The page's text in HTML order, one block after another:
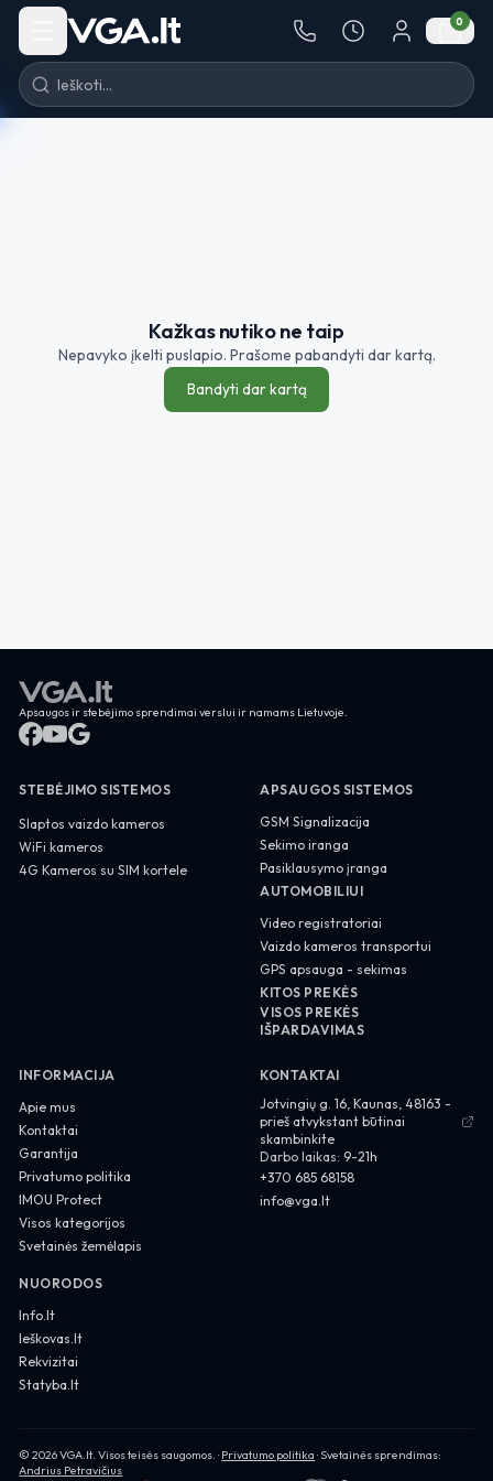
Pereiti į turinį
0
Kažkas nutiko ne taip
Nepavyko įkelti puslapio. Prašome pabandyti dar kartą.
Bandyti dar kartą
Apsaugos ir stebėjimo sprendimai verslui ir namams Lietuvoje.
STEBĖJIMO SISTEMOS
Slaptos vaizdo kameros
WiFi kameros
4G Kameros su SIM kortele
APSAUGOS SISTEMOS
GSM Signalizacija
Sekimo iranga
Pasiklausymo įranga
AUTOMOBILIUI
Video registratoriai
Vaizdo kameros transportui
GPS apsauga - sekimas
KITOS PREKĖS
VISOS PREKĖS
IŠPARDAVIMAS
INFORMACIJA
Apie mus
Kontaktai
Garantija
Privatumo politika
IMOU Protect
Visos kategorijos
Svetainės žemėlapis
NUORODOS
Info.lt
Ieškovas.lt
Rekvizitai
Statyba.lt
KONTAKTAI
Jotvingių g. 16, Kaunas, 48163 -
prieš atvykstant būtinai
skambinkite
Darbo laikas: 9-21h
+370 685 68158
info@vga.lt
©2026VGA.lt. Visos teisės saugomos. ·Privatumo politika Privacy Policy
· Svetainės sprendimas:
Andrius Petravičius